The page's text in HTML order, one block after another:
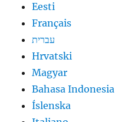
Eesti
Français
עברית
Hrvatski
Magyar
Bahasa Indonesia
Íslenska